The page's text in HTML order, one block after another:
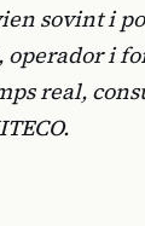
sovint i
i
real,